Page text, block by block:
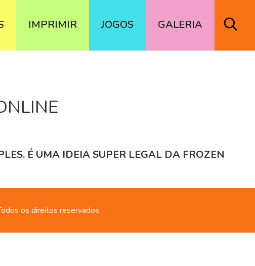
IMPRIMIR JOGOS GALERIA
É UMA IDEIA SUPER LEGAL DA FROZEN
os direitos reservados